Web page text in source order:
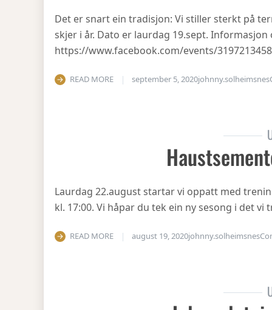
Det er snart ein tradisjon: Vi stiller sterkt på
skjer i år. Dato er laurdag 19.sept.
https://www.facebook.com/events/
READ MORE september 5, 2020johnny.solheimsnes
Laurdag 22.august startar vi oppatt med
kl. 17:00. Vi håpar du tek ein ny sesong i det
READ MORE august 19, 2020johnny.solheimsnes